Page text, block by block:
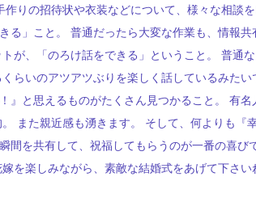
りの招待状や衣装などについて、様々な相談
る」こと。 普通だったら大変な作業も、情報
が、「のろけ話をできる」ということ。 普通
らいのアツアツぶりを楽しく話しているみた
』と思えるものがたくさん見つかること。 有
また親近感も湧きます。 そして、何よりも
間を共有して、祝福してもらうのが一番の喜
を楽しみながら、素敵な結婚式をあげて下さい